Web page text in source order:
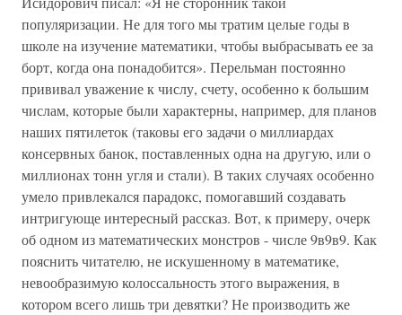
популяризации. Не для того мы тратим целые годы в
школе на изучение математики, чтобы выбрасывать ее за
борт, когда она понадобится». Перельман постоянно
прививал уважение к числу, счету, особенно к большим
числам, которые были характерны, например, для планов
наших пятилеток (таковы его задачи о миллиардах
консервных банок, поставленных одна на другую, или о
миллионах тонн угля и стали). В таких случаях особенно
умело привлекался парадокс, помогавший создавать
интригующе интересный рассказ. Вот, к примеру, очерк
об одном из математических монстров - числе 9в9в9. Как
пояснить читателю, не искушенному в математике,
невообразимую колоссальность этого выражения, в
котором всего лишь три девятки? Не производить же